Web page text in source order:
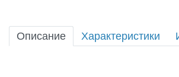
Инструмент,измерительные
Описание Характеристики